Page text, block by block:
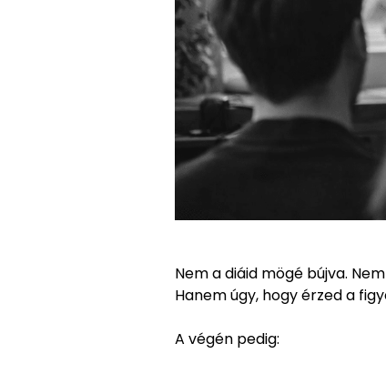
Nem a diáid mögé bújva.
Hanem úgy, hogy érzed a
A végén pedig: